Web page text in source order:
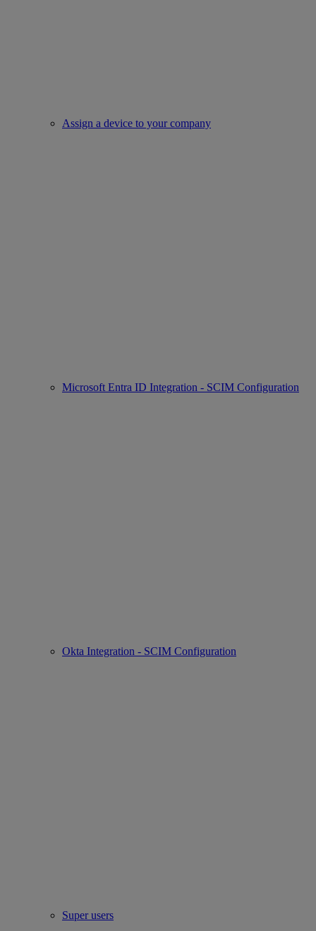
Assign a device to your company
Microsoft Entra ID Integration - SCIM Configuration
Okta Integration - SCIM Configuration
Super users